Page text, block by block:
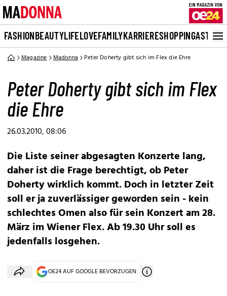
FASHIONBEAUTYLIFELOVEFAMILYKARRIERESHOPPINGASTRO
Magazine Madonna Peter Doherty gibt sich im Flex die Ehre
Peter Doherty gibt sich im Flex
die Ehre
26.03.2010, 08:06
Die Liste seiner abgesagten Konzerte lang,
daher ist die Frage berechtigt, ob Peter
Doherty wirklich kommt. Doch in letzter Zeit
soll er ja zuverlässiger geworden sein - kein
schlechtes Omen also für sein Konzert am 28.
März im Wiener Flex. Ab 19.30 Uhr soll es
jedenfalls losgehen.
OE24 AUF GOOGLE BEVORZUGEN